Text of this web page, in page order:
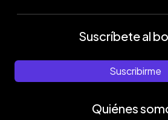
Suscríbete al
Suscribirme
Quiénes